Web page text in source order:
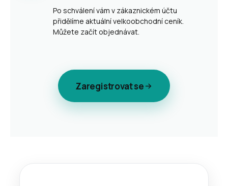
Po schválení vám v zákaznickém účtu
přidělíme aktuální velkoobchodní ceník.
Můžete začít objednávat.
Zaregistrovat se